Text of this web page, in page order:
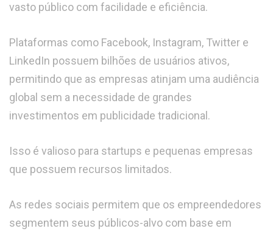
vasto público com facilidade e eficiência.
Plataformas como Facebook, Instagram, Twitter e
LinkedIn possuem bilhões de usuários ativos,
permitindo que as empresas atinjam uma audiência
global sem a necessidade de grandes
investimentos em publicidade tradicional.
Isso é valioso para startups e pequenas empresas
que possuem recursos limitados.
As redes sociais permitem que os empreendedores
segmentem seus públicos-alvo com base em